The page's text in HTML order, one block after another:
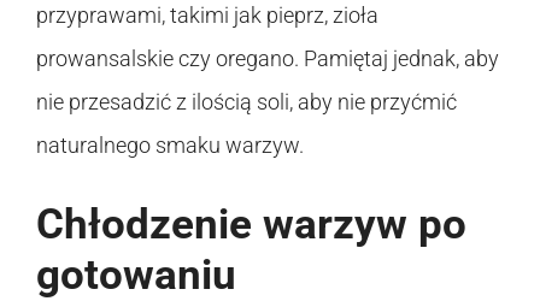
przyprawami, takimi jak pieprz, zioła
prowansalskie czy oregano. Pamiętaj jednak, aby
nie przesadzić z ilością soli, aby nie przyćmić
naturalnego smaku warzyw.
Chłodzenie warzyw po
gotowaniu